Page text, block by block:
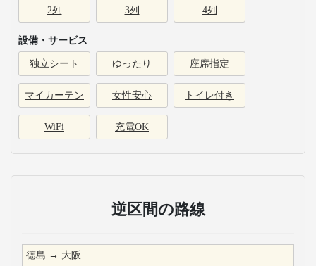
2列 3列 4列
設備・サービス
独立シート ゆったり 座席指定
マイカーテン 女性安心 トイレ付き
WiFi 充電OK
逆区間の路線
徳島 → 大阪